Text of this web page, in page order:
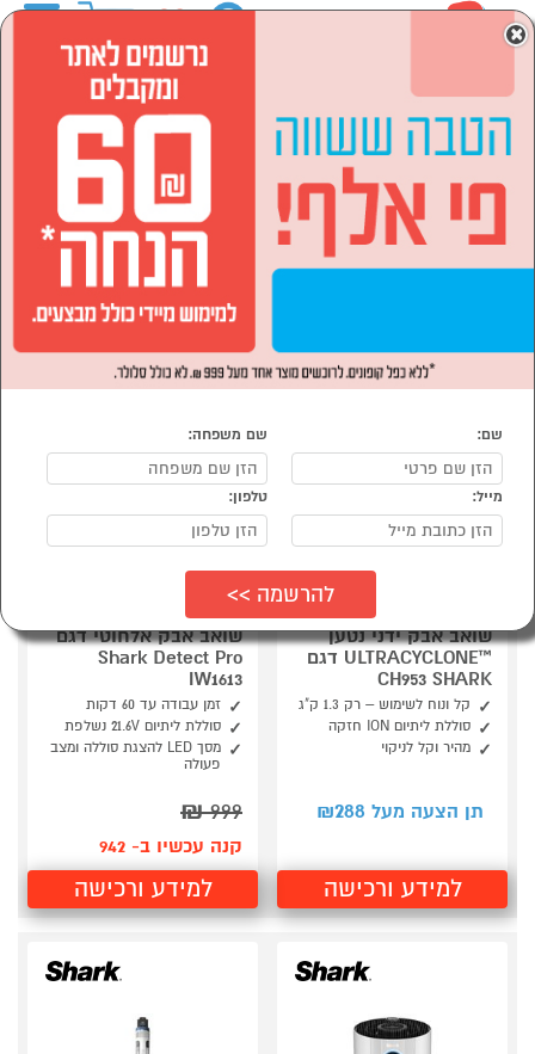
מוצרי חשמל מוצרי חשמל לבית
הסתר רשימת קטגוריות
שואבי אבק (8) מטהרי אוויר (1)
מוצרי חשמל לבית shark שארק
נמצאו 9 מוצרי מוצרי חשמל לבית של shark
שואב אבק ידני נטען
™ULTRACYCLONE דגם
CH953 SHARK
קל ונוח לשימוש – רק 1.3 ק"ג
סוללת ליתיום ION חזקה
מהיר וקל לניקוי
תן הצעה מעל ₪ 288
למידע ורכישה
שואב אבק אלחוטי דגם
Shark Detect Pro
IW1613
זמן עבודה עד 60 דקות
סוללת ליתיום 21.6V נשלפת
מסך LED להצגת סוללה ומצב
פעולה
999
₪
קנה עכשיו ב- 942
למידע ורכישה
×
שם: שם משפחה:
מייל: טלפון: